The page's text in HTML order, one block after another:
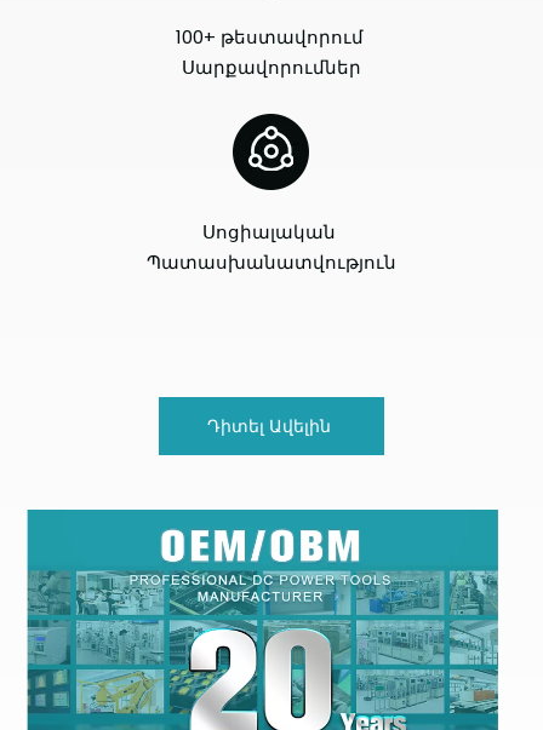
100+ թեստավորում
Սարքավորումներ
Սոցիալական
Պատասխանատվություն
Դիտել Ավելին